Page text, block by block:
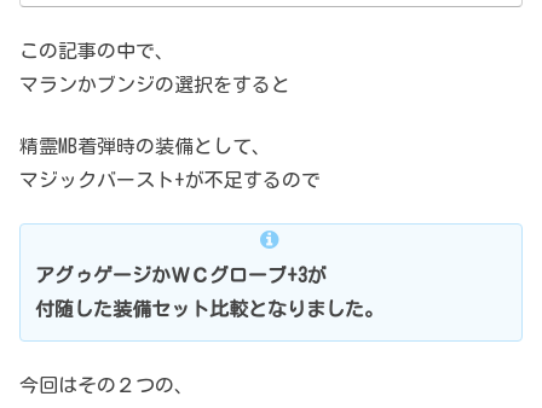
この記事の中で、
マランかブンジの選択をすると
精霊MB着弾時の装備として、
マジックバースト+が不足するので
アグゥゲージかＷＣグローブ+3が
付随した装備セット比較となりました。
今回はその２つの、